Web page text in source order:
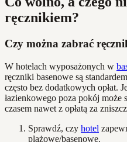
ręcznikiem?
Czy można zabrać
W hotelach wyposażonych w
ręczniki basenowe są
często bez dodatkowych opłat.
łazienkowego poza pokój może
czasem nawet z opłatą za
Sprawdź, czy hotel
plażowe/basenowe.